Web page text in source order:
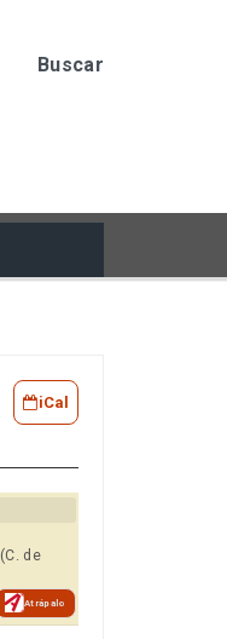
Buscar
iCal
(C. de
Atrápalo